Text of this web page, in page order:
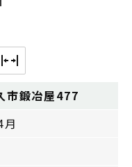
市鍛冶屋477